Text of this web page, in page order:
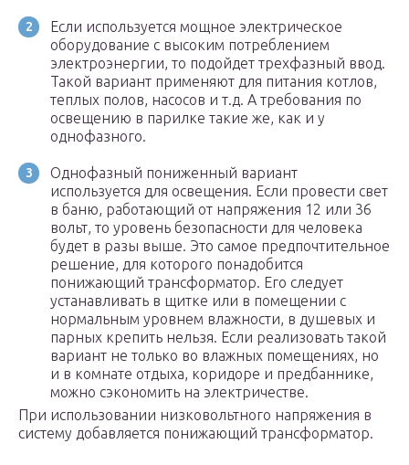
Если используется мощное электрическое
оборудование с высоким потреблением
электроэнергии, то подойдет трехфазный ввод.
Такой вариант применяют для питания котлов,
теплых полов, насосов и т.д. А требования по
освещению в парилке такие же, как и у
однофазного.
Однофазный пониженный вариант
используется для освещения. Если провести свет
в баню, работающий от напряжения 12 или 36
вольт, то уровень безопасности для человека
будет в разы выше. Это самое предпочтительное
решение, для которого понадобится
понижающий трансформатор. Его следует
устанавливать в щитке или в помещении с
нормальным уровнем влажности, в душевых и
парных крепить нельзя. Если реализовать такой
вариант не только во влажных помещениях, но
и в комнате отдыха, коридоре и предбаннике,
можно сэкономить на электричестве.
При использовании низковольтного напряжения в
систему добавляется понижающий трансформатор.